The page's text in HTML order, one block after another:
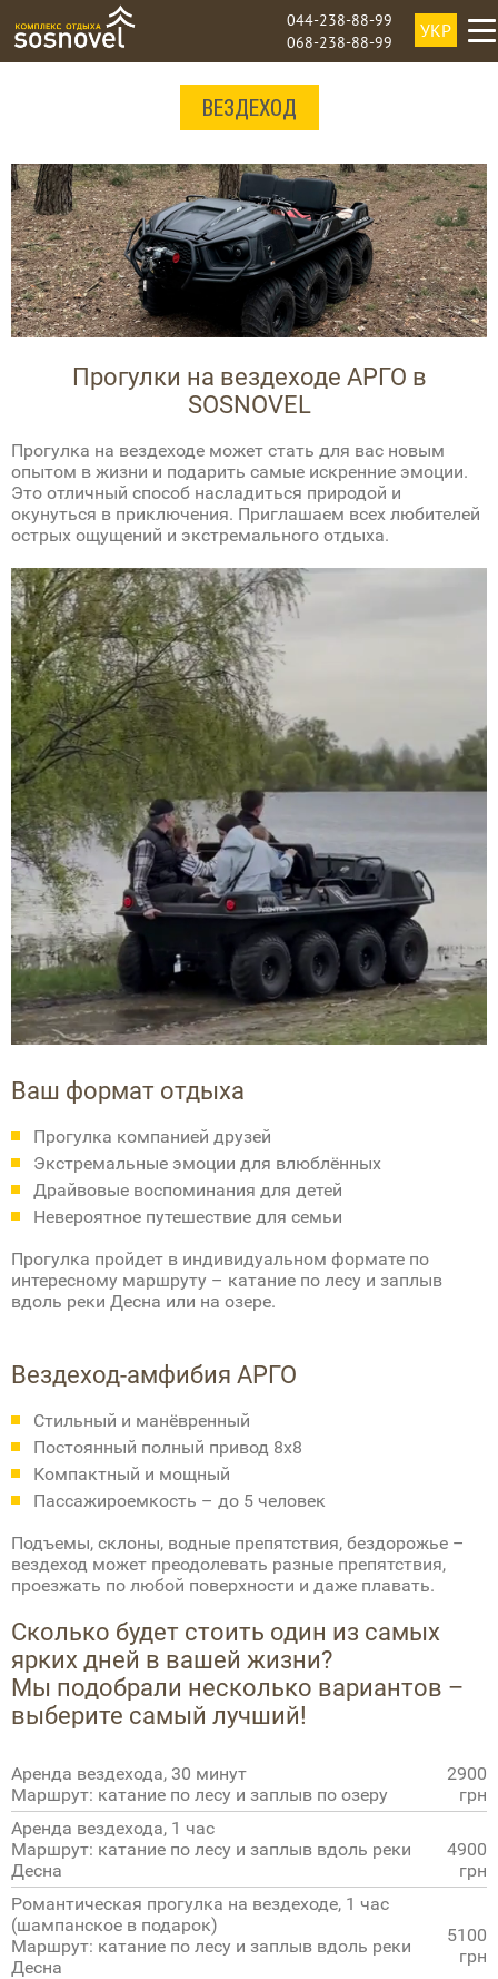
044-238-88-99
068-238-88-99
УКР
ВЕЗДЕХОД
Прогулки на вездеходе АРГО в
SOSNOVEL
Прогулка на вездеходе может стать для вас новым
опытом в жизни и подарить самые искренние эмоции.
Это отличный способ насладиться природой и
окунуться в приключения. Приглашаем всех любителей
острых ощущений и экстремального отдыха.
Ваш формат отдыха
Прогулка компанией друзей
Экстремальные эмоции для влюблённых
Драйвовые воспоминания для детей
Невероятное путешествие для семьи
Прогулка пройдет в индивидуальном формате по
интересному маршруту – катание по лесу и заплыв
вдоль реки Десна или на озере.
Вездеход-амфибия АРГО
Стильный и манёвренный
Постоянный полный привод 8х8
Компактный и мощный
Пассажироемкость – до 5 человек
Подъемы, склоны, водные препятствия, бездорожье –
вездеход может преодолевать разные препятствия,
проезжать по любой поверхности и даже плавать.
Сколько будет стоить один из самых
ярких дней в вашей жизни?
Мы подобрали несколько вариантов –
выберите самый лучший!
Аренда вездехода, 30 минут
Маршрут: катание по лесу и заплыв по озеру
2900
грн
Аренда вездехода, 1 час
Маршрут: катание по лесу и заплыв вдоль реки
Десна
4900
грн
Романтическая прогулка на вездеходе, 1 час
(шампанское в подарок)
Маршрут: катание по лесу и заплыв вдоль реки
Десна
5100
грн